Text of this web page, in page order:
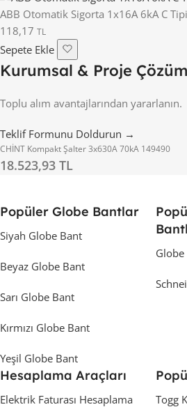
ABB Otomatik Sigorta 1x16A 6kA C
118,17 TL
Sepete Ekle
Kurumsal & Proje
Toplu alım avantajlarından yararlanın.
Teklif Formunu Doldurun →
CHİNT Kompakt Şalter 3x630A 70kA 149490
18.523,93 TL
Popüler Globe Bantlar
Siyah Globe Bant
Beyaz Globe Bant
Sarı Globe Bant
Kırmızı Globe Bant
Yeşil Globe Bant
Globe
Hesaplama Araçları
Elektrik Faturası Hesaplama
Togg